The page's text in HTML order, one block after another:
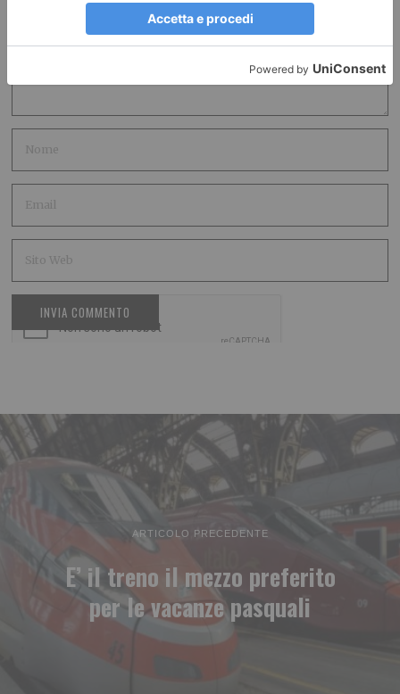
ARTICOLO PRECEDENTE
E’ il treno il mezzo preferito
per le vacanze pasquali